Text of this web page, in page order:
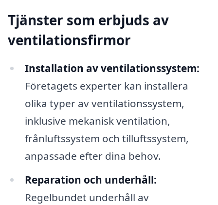
Tjänster som erbjuds av
ventilationsfirmor
Installation av ventilationssystem:
Företagets experter kan installera
olika typer av ventilationssystem,
inklusive mekanisk ventilation,
frånluftssystem och tilluftssystem,
anpassade efter dina behov.
Reparation och underhåll:
Regelbundet underhåll av